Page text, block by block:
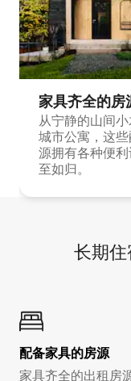
家具齐全的房
从宁静的山间
城市公寓，这
源拥有各种便
至如归。
长期
配备家具的房源
家具齐全的出租房